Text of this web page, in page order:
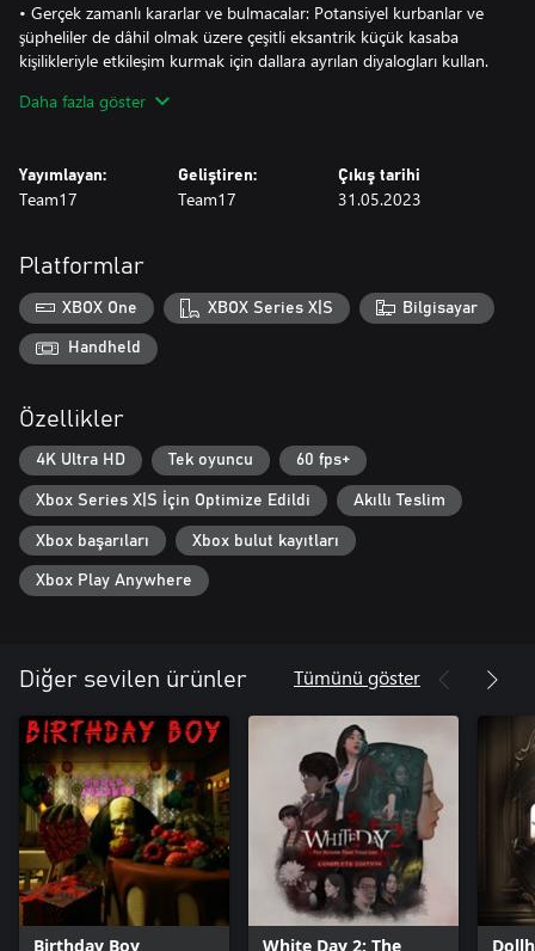
• Gerçek zamanlı kararlar ve bulmacalar: Potansiyel kurbanlar ve
şüpheliler de dâhil olmak üzere çeşitli eksantrik küçük kasaba
kişilikleriyle etkileşim kurmak için dallara ayrılan diyalogları kullan.
çöz ve seni arayan herkesin geceyi sağ salim atlatmasına yardım
• Retro Slasher ortamı: Bu slasher temalı bulmaca oyunuyla
zamanda geriye, 1987 senesine git. Özgün ayrıntılara sahip bir
olmak üzere doğrudan geçmiş bir çağdan düzinelerce fizik tabanlı
nesneyle etkileşime geç. Tamamen seslendirilmiş bir oyuncu
kadrosu ve rock klasiklerinden synthwave'e 80'lerden ilham alan
ezgilerden oluşan harika oyun müzikleri de var!
Daha fazla göster
Yayımlayan:
Team17
Geliştiren:
Team17
Çıkış tarihi
31.05.2023
Platformlar
XBOX One XBOX Series X|S Bilgisayar
Handheld
Özellikler
4K Ultra HD Tek oyuncu 60 fps+
Xbox Series X|S İçin Optimize Edildi Akıllı Teslim
Xbox başarıları Xbox bulut kayıtları
Xbox Play Anywhere
Diğer sevilen ürünler Tümünü göster
Birthday Boy White Day 2: The